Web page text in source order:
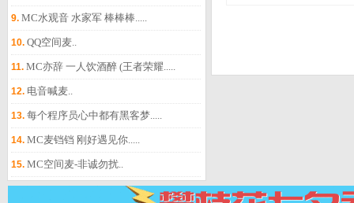
9. MC水观音 水家军 棒棒棒.....
10. QQ空间麦..
11. MC亦辞 一人饮酒醉 (王者荣耀.....
12. 电音喊麦..
13. 每个程序员心中都有黑客梦.....
14. MC麦铛铛 刚好遇见你.....
15. MC空间麦-非诚勿扰..